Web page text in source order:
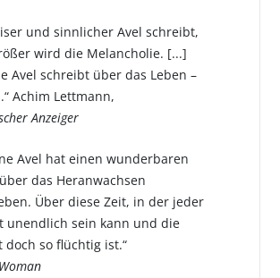
und sinnlicher Avel schreibt,
wird die Melancholie. [...]
Avel schreibt über das Leben –
Achim Lettmann,
Anzeiger
Avel hat einen wunderbaren
das Heranwachsen
Über diese Zeit, in der jeder
unendlich sein kann und die
doch so flüchtig ist.“